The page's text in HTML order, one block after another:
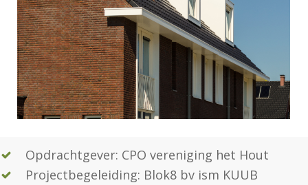
Opdrachtgever: CPO vereniging het Hout
Projectbegeleiding: Blok8 bv ism KUUB